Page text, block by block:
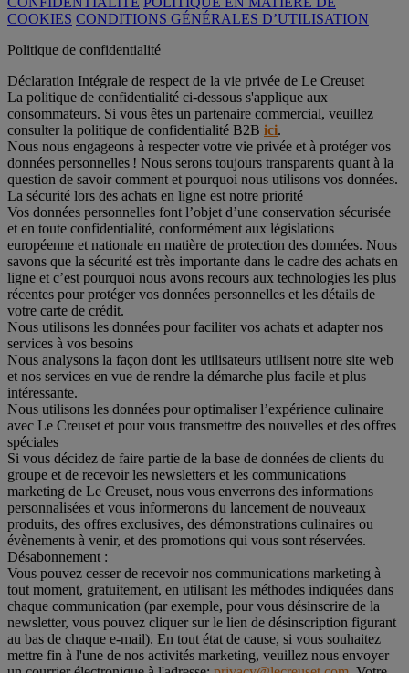
COOKIES CONDITIONS GÉNÉRALES D’UTILISATION
Politique de confidentialité
Déclaration Intégrale de respect de la vie privée de Le Creuset
La politique de confidentialité ci-dessous s'applique aux
consommateurs. Si vous êtes un partenaire commercial, veuillez
consulter la politique de confidentialité B2B ici.
Nous nous engageons à respecter votre vie privée et à protéger vos
données personnelles ! Nous serons toujours transparents quant à la
question de savoir comment et pourquoi nous utilisons vos données.
La sécurité lors des achats en ligne est notre priorité
Vos données personnelles font l’objet d’une conservation sécurisée
et en toute confidentialité, conformément aux législations
européenne et nationale en matière de protection des données. Nous
savons que la sécurité est très importante dans le cadre des achats en
ligne et c’est pourquoi nous avons recours aux technologies les plus
récentes pour protéger vos données personnelles et les détails de
votre carte de crédit.
Nous utilisons les données pour faciliter vos achats et adapter nos
services à vos besoins
Nous analysons la façon dont les utilisateurs utilisent notre site web
et nos services en vue de rendre la démarche plus facile et plus
intéressante.
Nous utilisons les données pour optimaliser l’expérience culinaire
avec Le Creuset et pour vous transmettre des nouvelles et des offres
spéciales
Si vous décidez de faire partie de la base de données de clients du
groupe et de recevoir les newsletters et les communications
marketing de Le Creuset, nous vous enverrons des informations
personnalisées et vous informerons du lancement de nouveaux
produits, des offres exclusives, des démonstrations culinaires ou
évènements à venir, et des promotions qui vous sont réservées.
Désabonnement :
Vous pouvez cesser de recevoir nos communications marketing à
tout moment, gratuitement, en utilisant les méthodes indiquées dans
chaque communication (par exemple, pour vous désinscrire de la
newsletter, vous pouvez cliquer sur le lien de désinscription figurant
au bas de chaque e-mail). En tout état de cause, si vous souhaitez
mettre fin à l'une de nos activités marketing, veuillez nous envoyer